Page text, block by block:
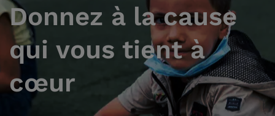
Donnez à la cause
qui vous tient à
cœur